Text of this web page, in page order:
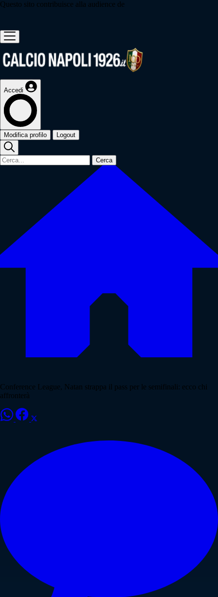
Questo sito contribuisce alla audience de
Accedi
Modifica profilo Logout
Cerca
Conference League, Natan strappa il pass per le semifinali: ecco chi
affronterà